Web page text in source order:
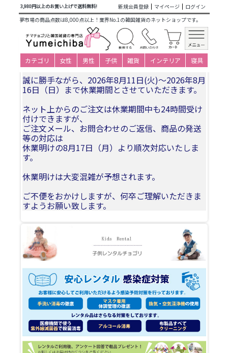
3,980円以上のお買い上げで送料無料! 新規会員登録 マイページ
ログイン
夢市場の商品点数は8,000点以上！業界No.1の韓国雑貨のネットショップです。
カテゴリ 女性 男性 子供 雑貨 インテリア 寝具
商品カテゴリ一覧>仕立て済み衣装(子ども用レンタル) >男の
子レンタルパジチョゴリ>男児ベビーレンタル>100日(身長
57～69cm)> 子供レンタルチョゴリ・男の子用No98身長60～
69cm前後 100号サイズ(目安年令100日)
夏季休業についてお知らせ
誠に勝手ながら、2026年8月11日(火)〜2026年8月
16日（日）まで休業期間とさせていただきます。
ネット上からのご注文は休業期間中も24時間受け
付けできますが、
ご注文メール、お問合わせのご返信、商品の発送
等の対応は
休業明けの8月17日（月）より順次対応いたしま
す。
休業明けは大変混雑が予想されます。
ご不便をおかけしますが、何卒ご理解いただきま
すようお願い致します。